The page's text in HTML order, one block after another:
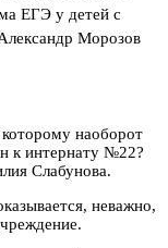
ЕГЭ у детей с
Морозов
наоборот
к интернату №22?
Слабунова.
неважно,